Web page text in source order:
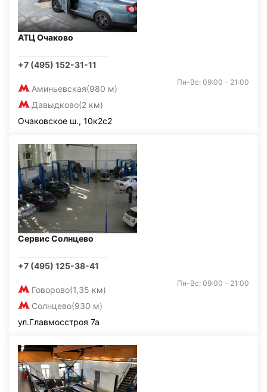
АТЦ Очаково
+7 (495) 152-31-11
Аминьевская(980 м)
Давыдково(2 км)
Пн-Вс: 09:00 - 21:00
Очаковское ш., 10к2с2
Сервис Солнцево
+7 (495) 125-38-41
Говорово(1,35 км)
Солнцево(930 м)
Пн-Вс: 09:00 - 21:00
ул.Главмосстроя 7а